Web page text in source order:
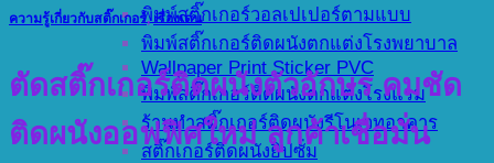
พิมพ์สติ๊กเกอร์วอลเปเปอร์ตามแบบ
พิมพ์สติ๊กเกอร์ติดผนังตกแต่งโรงพยาบาล
Wallpaper Print Sticker PVC
พิมพ์สติ๊กเกอร์ติดผนังตกแต่งโรงแรม
ร้านทำสติ๊กเกอร์ติดผนังรีโนเวทอาคาร
สติ๊กเกอร์ติดผนังยิปซั่ม
ความรู้เกี่ยวกับสติ๊กเกอร์,เรื่องเด่น
ตัดสติ๊กเกอร์ติดผนังตัวอักษร คมชัด
ติดผนังออฟฟิศใหม่ ลูกค้าเชื่อมั่น